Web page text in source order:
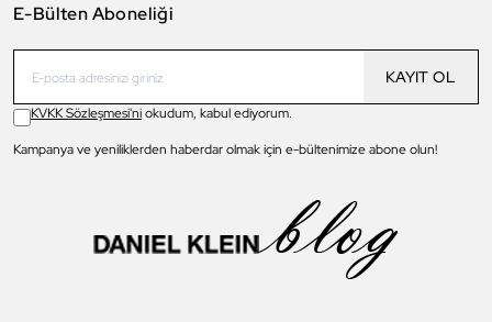
E-Bülten Aboneliği
KAYIT OL
KVKK Sözleşmesi'niokudum, kabul ediyorum.
Kampanya ve yeniliklerden haberdar olmak için e-bültenimize abone olun!